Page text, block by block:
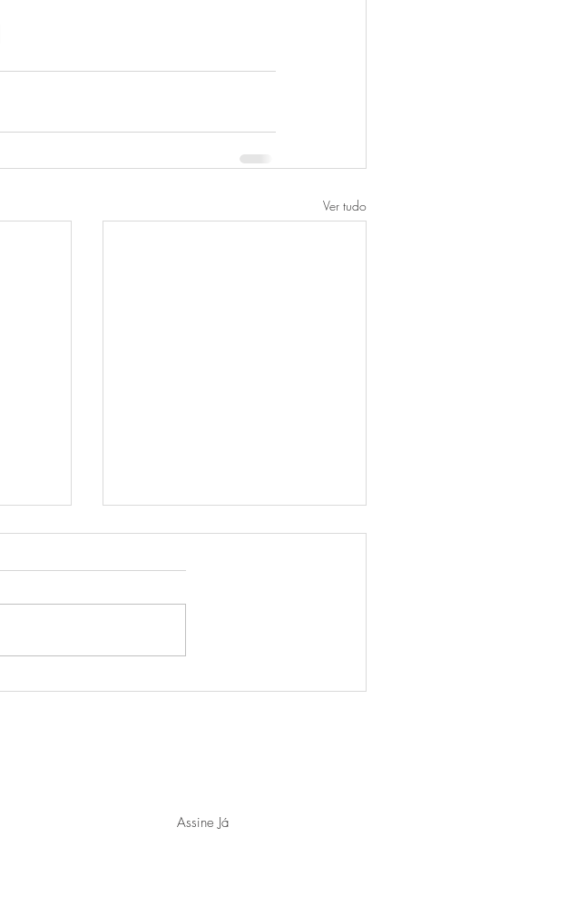
Ver tudo
Quando mandar flores?
Assine Já